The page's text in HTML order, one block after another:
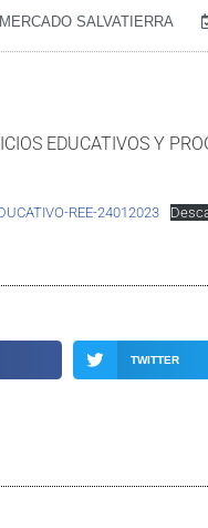
SALVATIERRA
EDUCATIVOS Y
REE-24012023
TWITTER